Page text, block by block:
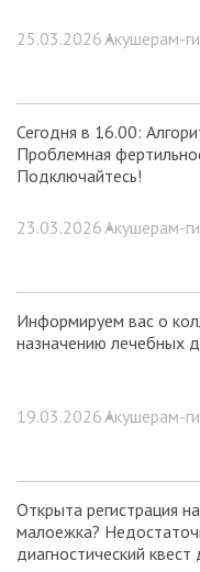
25.03.2026 •Акушерам-
Сегодня в 16.00:
Проблемная
Подключайтесь!
23.03.2026 •Акушерам-
Информируем вас о
назначению лечебных
19.03.2026 •Акушерам-
Открыта регистрация
малоежка?
диагностический